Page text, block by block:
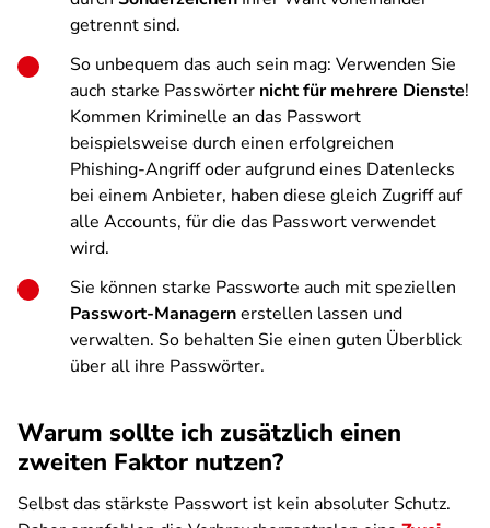
getrennt sind.
So unbequem das auch sein mag: Verwenden Sie
auch starke Passwörter nicht für mehrere Dienste!
Kommen Kriminelle an das Passwort
beispielsweise durch einen erfolgreichen
Phishing-Angriff oder aufgrund eines Datenlecks
bei einem Anbieter, haben diese gleich Zugriff auf
alle Accounts, für die das Passwort verwendet
wird.
Sie können starke Passworte auch mit speziellen
Passwort-Managernerstellen lassen und
verwalten. So behalten Sie einen guten Überblick
über all ihre Passwörter.
Warum sollte ich zusätzlich einen
zweiten Faktor nutzen?
Selbst das stärkste Passwort ist kein absoluter Schutz.